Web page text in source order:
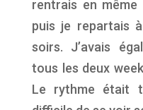
rentrais en
puis je repartais
soirs. J’avais
tous les deux
Le rythme était